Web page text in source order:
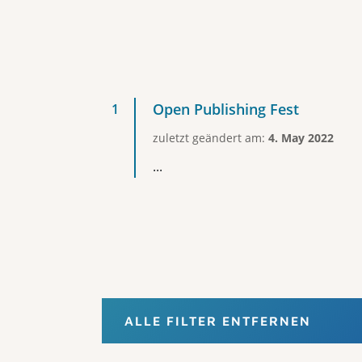
Open Publishing Fest
zuletzt geändert am: 4. May 2022
...
ALLE FILTER ENTFERNEN